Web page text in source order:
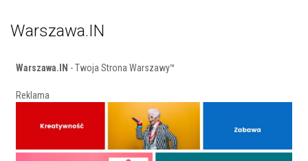
Warszawa.IN
Warszawa.IN - Twoja Strona Warszawy™
Reklama